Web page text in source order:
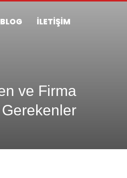
BLOG İLETİŞİM
ve Firma